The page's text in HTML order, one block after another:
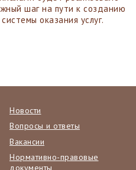
шаг на пути к созданию
оказания услуг.
Новости
Вопросы и ответы
Вакансии
Нормативно-правовые
документы